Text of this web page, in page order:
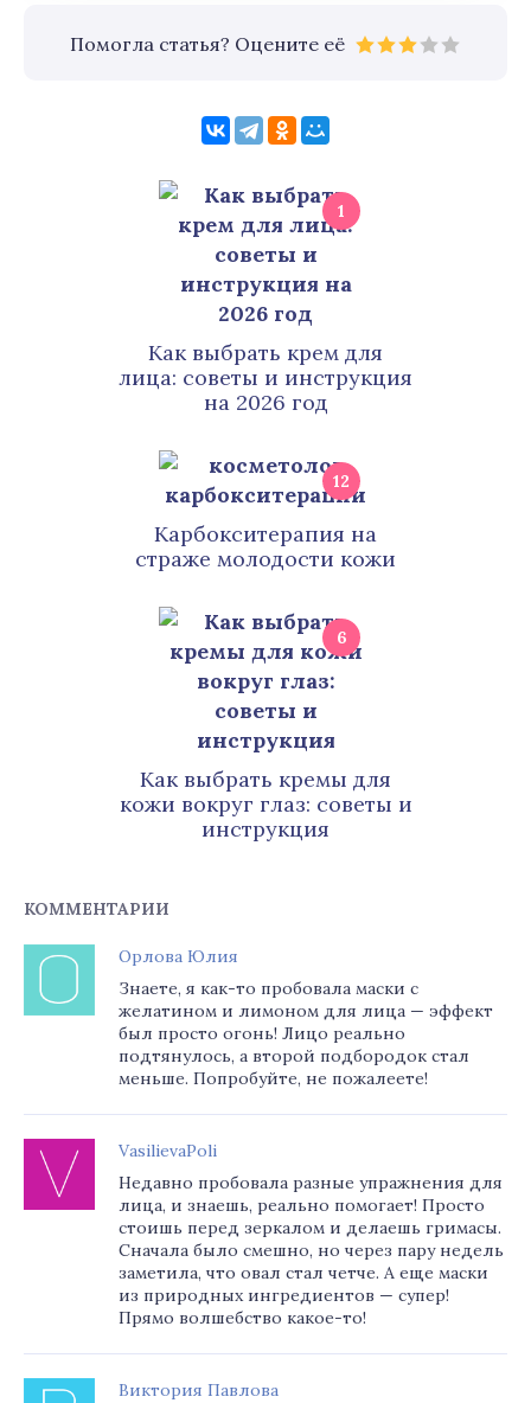
Помогла статья? Оцените её
1
Как выбрать крем для
лица: советы и инструкция
на 2026 год
12
Карбокситерапия на
страже молодости кожи
6
Как выбрать кремы для
кожи вокруг глаз: советы и
инструкция
КОММЕНТАРИИ
Орлова Юлия
Знаете, я как-то пробовала маски с
желатином и лимоном для лица — эффект
был просто огонь! Лицо реально
подтянулось, а второй подбородок стал
меньше. Попробуйте, не пожалеете!
VasilievaPoli
Недавно пробовала разные упражнения для
лица, и знаешь, реально помогает! Просто
стоишь перед зеркалом и делаешь гримасы.
Сначала было смешно, но через пару недель
заметила, что овал стал четче. А еще маски
из природных ингредиентов — супер!
Прямо волшебство какое-то!
Виктория Павлова